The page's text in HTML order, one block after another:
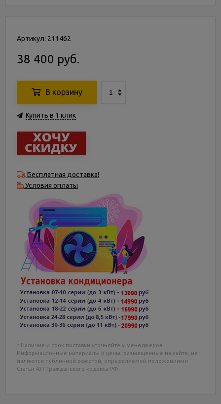
Артикул: 211462
38 400 руб.
В корзину
Купить в 1 клик
Бесплатная доставка!
Условия оплаты
* Наличие и срок поставки уточняйте у менеджеров.
Информационные материалы и цены, размещенные на сайте, не
являются публичной офертой, определяемой положениями
Статьи 437 Гражданского кодекса РФ.